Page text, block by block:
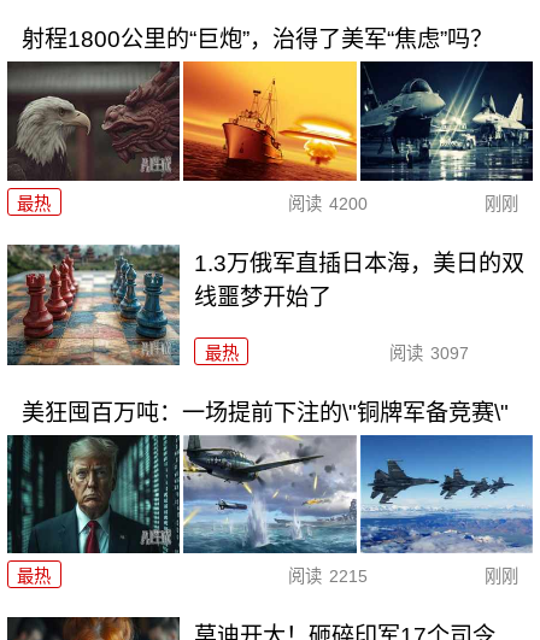
射程1800公里的“巨炮”，治得了美军“焦虑”吗？
最热 阅读 4200 刚刚
1.3万俄军直插日本海，美日的双
线噩梦开始了
最热 阅读 3097
美狂囤百万吨：一场提前下注的\"铜牌军备竞赛\"
最热 阅读 2215 刚刚